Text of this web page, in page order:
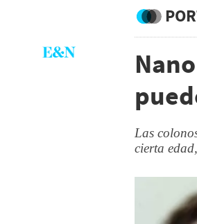
Las
cierta